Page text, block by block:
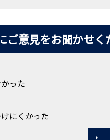
意見をお聞かせく
った
にくかった